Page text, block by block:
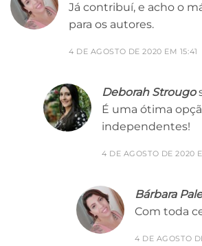
Já contribuí, e acho o
para os autores.
4 DE AGOSTO DE 2020 EM 15:41
Deborah Strougo
É uma ótima
independentes!
4 DE AGOSTO DE 2020
Bárbara
Com toda
4 DE AGOSTO